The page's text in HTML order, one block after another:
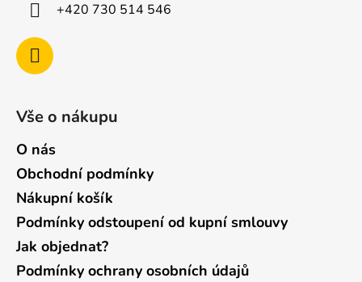
+420 730 514 546
Vše o nákupu
O nás
Obchodní podmínky
Nákupní košík
Podmínky odstoupení od kupní smlouvy
Jak objednat?
Podmínky ochrany osobních údajů